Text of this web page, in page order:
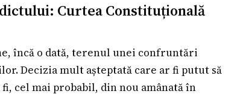
Curtea Constituțională
încă o dată, terenul unei confruntări
Decizia mult așteptată care ar fi putut să
cel mai probabil, din nou amânată în